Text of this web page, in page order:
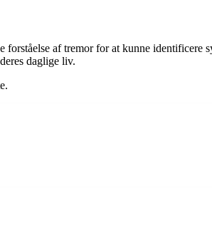
af tremor for at kunne identificere
daglige liv.